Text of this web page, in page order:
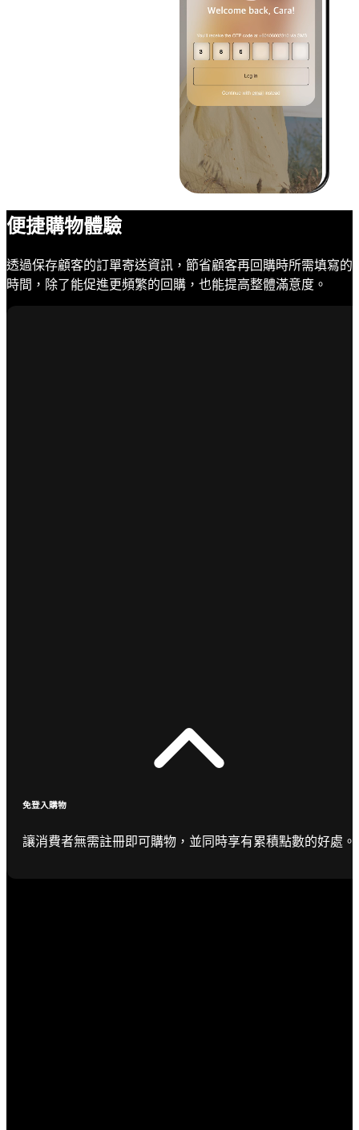
便捷購物體驗
透過保存顧客的訂單寄送資訊，節省顧客再回購時所需填寫的
時間，除了能促進更頻繁的回購，也能提高整體滿意度。
免登入購物
讓消費者無需註冊即可購物，並同時享有累積點數的好處。